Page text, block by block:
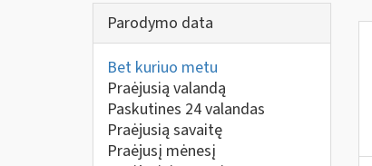
Parodymo data
Bet kuriuo metu
Praėjusią valandą
Paskutines 24 valandas
Praėjusią savaitę
Praėjusį mėnesį